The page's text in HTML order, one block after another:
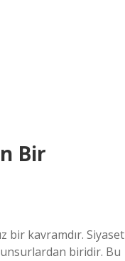
Bir
bir kavramdır. Siyaset
biridir. Bu